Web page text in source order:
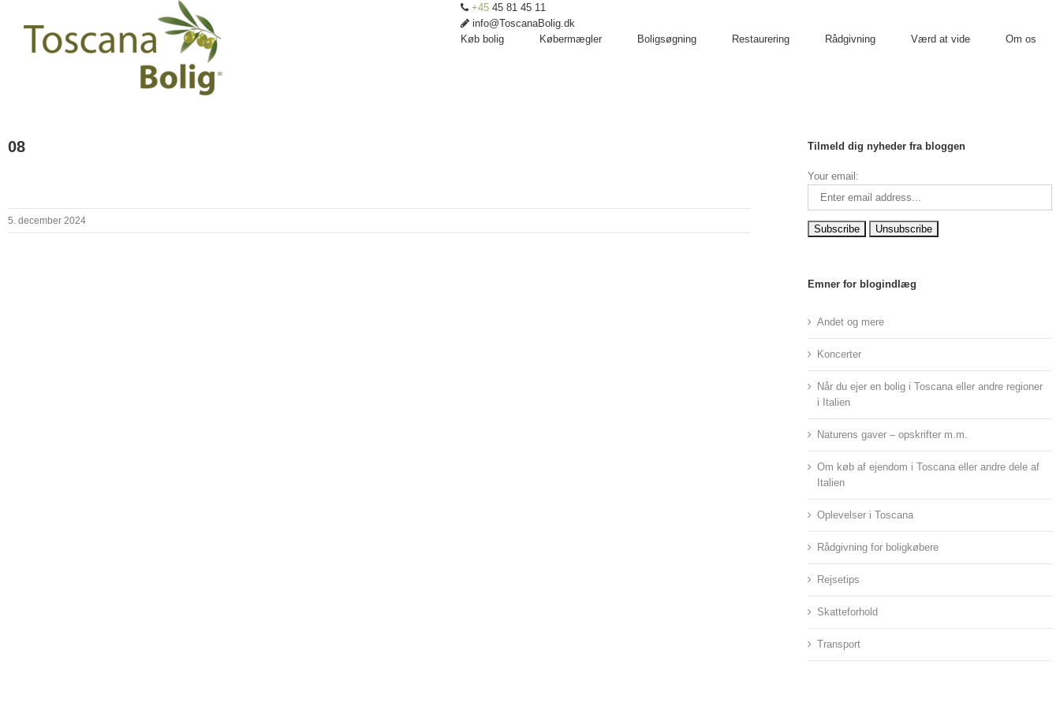
+45 45 81 45 11
info@ToscanaBolig.dk
Køb bolig
Købermægler Boligsøgning Restaurering Rådgivning Værd at vide Om os
08
5. december 2024
Tilmeld dig nyheder fra bloggen
Your email:
Emner for blogindlæg
Andet og mere
Koncerter
Når du ejer en bolig i Toscana eller andre regioner
i Italien
Naturens gaver – opskrifter m.m.
Om køb af ejendom i Toscana eller andre dele af
Italien
Oplevelser i Toscana
Rådgivning for boligkøbere
Rejsetips
Skatteforhold
Transport